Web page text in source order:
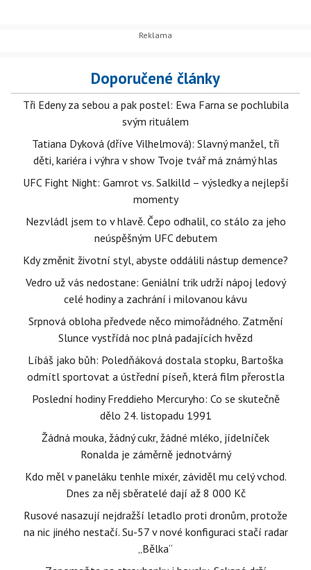
Doporučené články
Tři Edeny za sebou a pak postel: Ewa Farna se pochlubila
svým rituálem
Tatiana Dyková (dříve Vilhelmová): Slavný manžel, tři
děti, kariéra i výhra v show Tvoje tvář má známý hlas
UFC Fight Night: Gamrot vs. Salkilld – výsledky a nejlepší
momenty
Nezvládl jsem to v hlavě. Čepo odhalil, co stálo za jeho
neúspěšným UFC debutem
Kdy změnit životní styl, abyste oddálili nástup demence?
Vedro už vás nedostane: Geniální trik udrží nápoj ledový
celé hodiny a zachrání i milovanou kávu
Srpnová obloha předvede něco mimořádného. Zatmění
Slunce vystřídá noc plná padajících hvězd
Líbáš jako bůh: Poledňáková dostala stopku, Bartoška
odmítl sportovat a ústřední píseň, která film přerostla
Poslední hodiny Freddieho Mercuryho: Co se skutečně
dělo 24. listopadu 1991
Žádná mouka, žádný cukr, žádné mléko, jídelníček
Ronalda je záměrně jednotvárný
Kdo měl v paneláku tenhle mixér, záviděl mu celý vchod.
Dnes za něj sběratelé dají až 8 000 Kč
Rusové nasazují nejdražší letadlo proti dronům, protože
na nic jiného nestačí. Su-57 v nové konfiguraci stačí radar
„Bělka“